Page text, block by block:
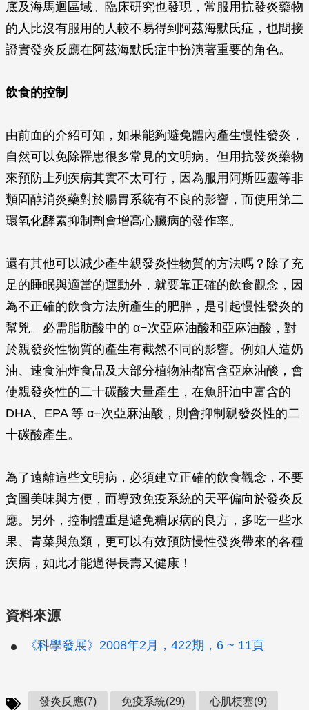
底及海馬迴區域。臨床研究也發現，常服用抗發炎藥物
的人比沒有服用的人較不易得到阿茲海默氏症，也間接
證實發炎反應在阿茲海默氏症中扮演著重要的角色。
飲食的控制
由前面的介紹可知，如果能夠避免體內產生慢性發炎，
自然可以免除罹患很多常見的文明病。但用抗發炎藥物
來預防上列疾病其實不太可行，因為服用阿斯匹靈等非
類固醇消炎藥對於腸胃系統有不良的影響，而使用第二
環氧化酵素抑制劑會增高心臟病的發作率。
還有其他可以減少產生親發炎性物質的方法嗎？除了充
足的睡眠與適當的運動外，就要靠正確的飲食觀念，因
為不正確的飲食方法所產生的肥胖，是引起慢性發炎的
幫兇。必需脂肪酸中的 α−次亞麻油酸和亞麻油酸，對
於親發炎性物質的產生有截然不同的影響。例如人造奶
油、速食油炸食品及大部分植物油都富含亞麻油酸，會
使親發炎性的二十碳酸大量產生，在魚肝油中富含的
DHA、EPA 等 α−次亞麻油酸，則會抑制親發炎性的二
十碳酸產生。
為了遠離這些文明病，必須建立正確的飲食觀念，不要
貪圖美味與方便，而導致免疫系統的天平偏向於發炎反
應。另外，控制體重是避免糖尿病的良方，多吃一些水
果、青菜與魚類，更可以有效預防慢性發炎帶來的各種
疾病，如此才能過得長壽又健康！
資料來源
《科學發展》2008年2月，422期，6 ~ 11頁
發炎反應(7) 免疫系統(29) 心肌梗塞(9)